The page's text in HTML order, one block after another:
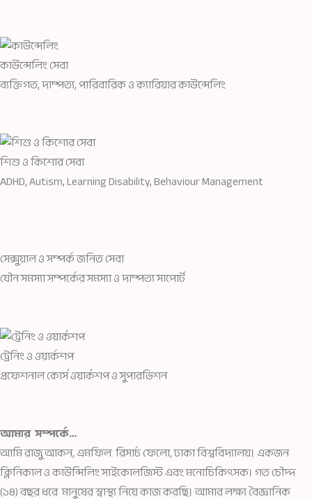
কাউন্সেলিং সেবা
ব্যক্তিগত, দাম্পত্য, পারিবারিক ও ক্যারিয়ার কাউন্সেলিং
শিশু ও কিশোর সেবা
ADHD, Autism, Learning Disability, Behaviour Management
সেক্সুয়াল ও সম্পর্ক জনিত সেবা
যৌন সমস্যা সম্পর্কের সমস্যা ও দাম্পত্য সাপোর্ট
ট্রেনিং ও ওয়ার্কশপ
প্রফেশনাল কোর্স ওয়ার্কশপ ও সুপারভিশন
আমার সম্পর্কে…
আমি রাজু আকন, এমফিল রিসার্চ ফেলো, ঢাকা বিশ্ববিদ্যালয়। একজন
ক্লিনিকাল ও কাউন্সিলিং সাইকোলজিস্ট এবং মনোচিকিৎসক। গত চৌদ্দ
(১৪) বছর ধরে মানুষের স্বাস্থ্য নিয়ে কাজ করছি। আমার লক্ষ্য বৈজ্ঞানিক